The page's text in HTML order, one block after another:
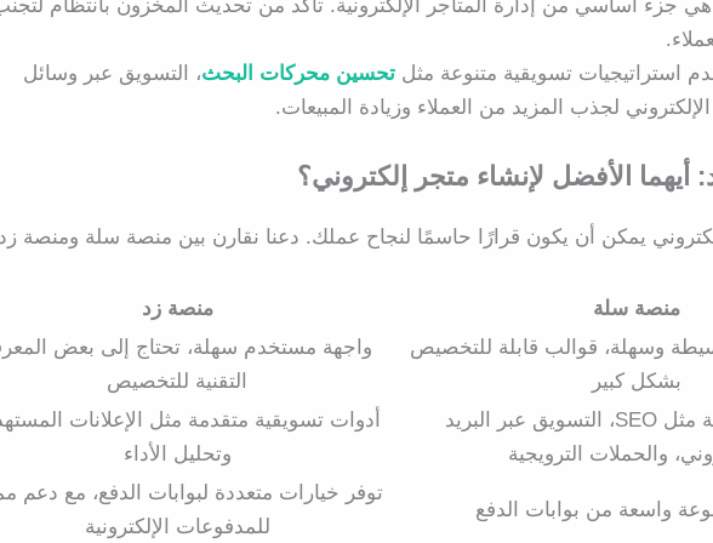
هي جزء أساسي من إدارة المتاجر الإلكترونية. تأكد من تحديث المخزون بانتظام
استراتيجيات تسويقية متنوعة مثل تحسين محركات البحث، التسويق عبر وسائل
لجذب المزيد من العملاء وزيادة المبيعات.
الأفضل لإنشاء متجر إلكتروني؟
يمكن أن يكون قرارًا حاسمًا لنجاح عملك. دعنا نقارن بين منصة سلة ومنصة زد
منصة سلة
منصة زد
وسهلة، قوالب قابلة للتخصيص
بشكل كبير
واجهة مستخدم سهلة، تحتاج إلى بعض
التقنية للتخصيص
أدوات تسويقية مثل SEO، التسويق عبر البريد
والحملات الترويجية
أدوات تسويقية متقدمة مثل الإعلانات
وتحليل الأداء
واسعة من بوابات الدفع
توفر خيارات متعددة لبوابات الدفع، مع دعم
للمدفوعات الإلكترونية